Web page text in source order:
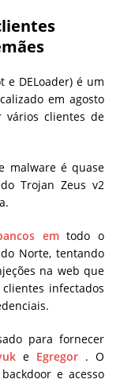
e DELoader) é um
em agosto
vários clientes de
malware é quase
Trojan Zeus v2
emtodo o
Norte, tentando
na web que
infectados
para fornecer
e Egregor . O
e acesso